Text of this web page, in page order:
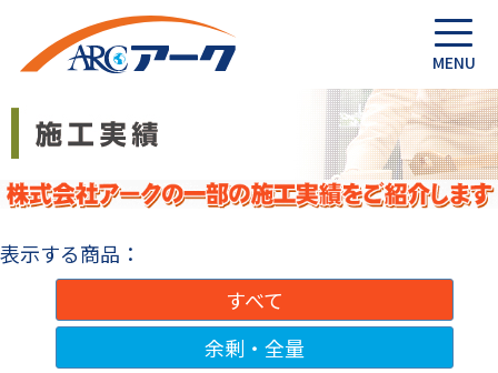
表示する商品：
すべて
余剰・全量